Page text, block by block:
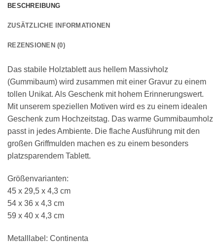
BESCHREIBUNG
ZUSÄTZLICHE INFORMATIONEN
REZENSIONEN (0)
Das stabile Holztablett aus hellem Massivholz
(Gummibaum) wird zusammen mit einer Gravur zu einem
tollen Unikat. Als Geschenk mit hohem Erinnerungswert.
Mit unserem speziellen Motiven wird es zu einem idealen
Geschenk zum Hochzeitstag. Das warme Gummibaumholz
passt in jedes Ambiente. Die flache Ausführung mit den
großen Griffmulden machen es zu einem besonders
platzsparendem Tablett.
Größenvarianten:
45 x 29,5 x 4,3 cm
54 x 36 x 4,3 cm
59 x 40 x 4,3 cm
Metalllabel: Continenta